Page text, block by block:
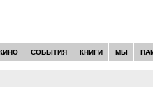
СОБЫТИЯ КНИГИ МЫ